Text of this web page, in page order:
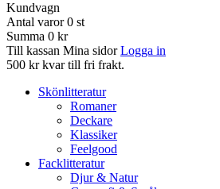
Kundvagn
Antal varor 0 st
Summa 0 kr
Till kassan Mina sidor Logga in
500 kr kvar till fri frakt.
Skönlitteratur
Romaner
Deckare
Klassiker
Feelgood
Facklitteratur
Djur & Natur